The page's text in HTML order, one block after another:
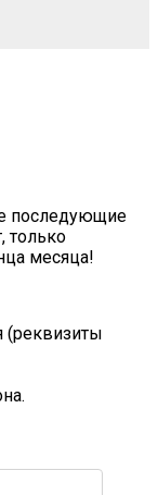
последующие
только
месяца!
(реквизиты